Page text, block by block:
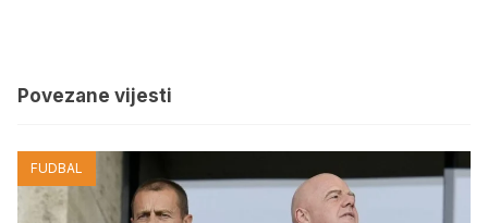
Povezane vijesti
FUDBAL